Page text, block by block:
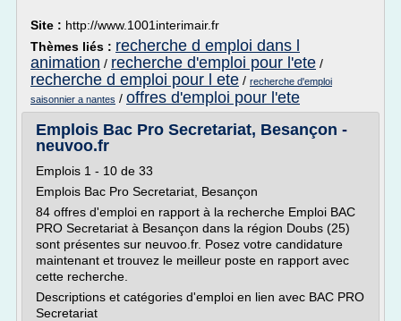
Site : http://www.1001interimair.fr
Thèmes liés : recherche d emploi dans l
animation / recherche d'emploi pour l'ete /
recherche d emploi pour l ete / recherche d'emploi
saisonnier a nantes / offres d'emploi pour l'ete
Emplois Bac Pro Secretariat, Besançon -
neuvoo.fr
Emplois 1 - 10 de 33
Emplois Bac Pro Secretariat, Besançon
84 offres d'emploi en rapport à la recherche Emploi BAC
PRO Secretariat à Besançon dans la région Doubs (25)
sont présentes sur neuvoo.fr. Posez votre candidature
maintenant et trouvez le meilleur poste en rapport avec
cette recherche.
Descriptions et catégories d'emploi en lien avec BAC PRO
Secretariat